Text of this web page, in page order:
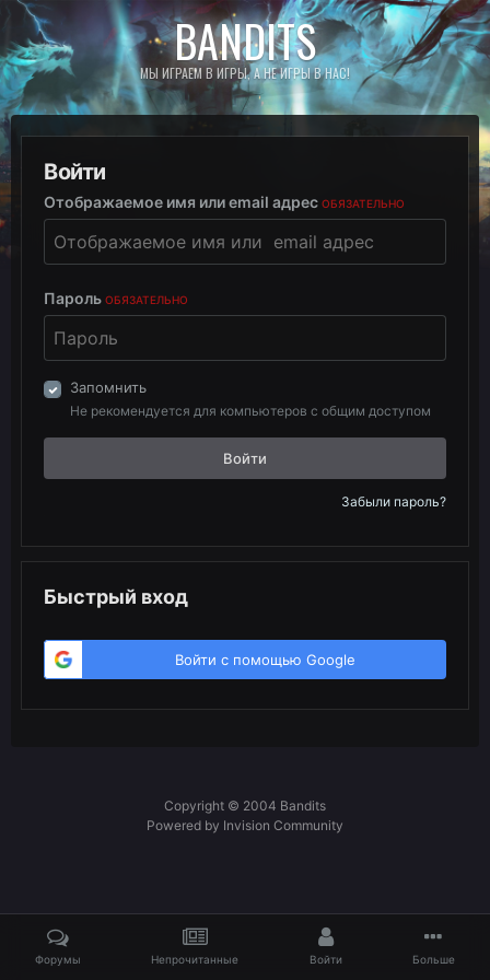
BANDITS
МЫ ИГРАЕМ В ИГРЫ, А НЕ ИГРЫ В НАС!
Войти
Отображаемое имя или email адрес ОБЯЗАТЕЛЬНО
Пароль ОБЯЗАТЕЛЬНО
Запомнить
Не рекомендуется для компьютеров с общим доступом
Войти
Забыли пароль?
Быстрый вход
Войти с помощью Google
Copyright © 2004 Bandits
Powered by Invision Community
Форумы Непрочитанные Войти Больше